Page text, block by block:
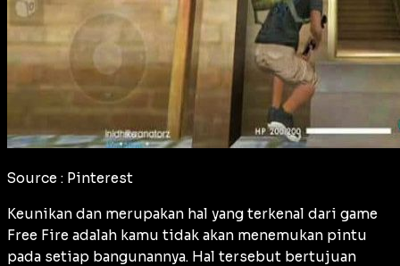
Source : Pinterest
Keunikan dan merupakan hal yang terkenal dari game
Free Fire adalah kamu tidak akan menemukan pintu
pada setiap bangunannya. Hal tersebut bertujuan